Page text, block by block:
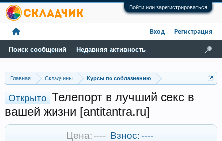
Войти или зарегистрироваться
Главная Складчины Курсы по соблазнению
Открыто Телепорт в лучший секс в
вашей жизни [antitantra.ru]
Цена: ---- Взнос:----
Поиск сообщений Недавняя активность
Вход Регистрация